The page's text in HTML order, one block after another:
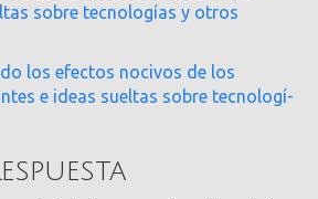
sobre tecnologí­as y otros
los efectos nocivos de los
e ideas sueltas sobre tecnologí­